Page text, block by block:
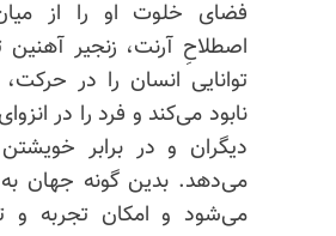
فضای خلوت او را از
اصطلاحِ آرنت، زنجیر آهنین
توانایی انسان را در
نابود می‌کند و فرد را در
دیگران و در برابر
می‌دهد. بدین گونه جهان به
می‌شود و امکان تجربه و